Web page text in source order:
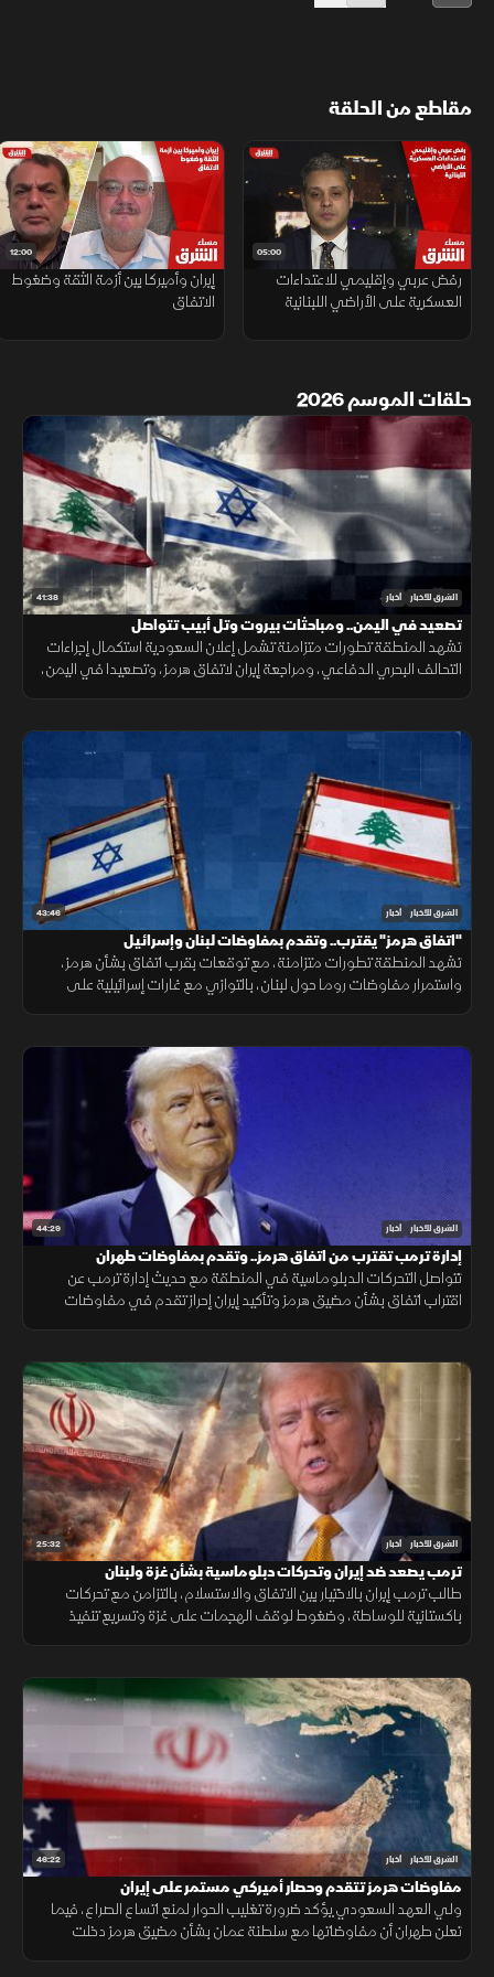
مقاطع من الحلقة
05:00
رفض عربي وإقليمي للاعتداءات
العسكرية على الأراضي اللبنانية
12:00
إيران وأميركا بين أزمة الثقة وضغوط
الاتفاق
حلقات الموسم 2026
41:38 الشرق للأخبار أخبار
تصعيد في اليمن.. ومباحثات بيروت وتل أبيب تتواصل
تشهد المنطقة تطورات متزامنة تشمل إعلان السعودية استكمال إجراءات
التحالف البحري الدفاعي، ومراجعة إيران لاتفاق هرمز، وتصعيدا في اليمن،
43:46 الشرق للأخبار أخبار
"اتفاق هرمز" يقترب.. وتقدم بمفاوضات لبنان وإسرائيل
تشهد المنطقة تطورات متزامنة، مع توقعات بقرب اتفاق بشأن هرمز،
واستمرار مفاوضات روما حول لبنان، بالتوازي مع غارات إسرائيلية على
44:29 الشرق للأخبار أخبار
إدارة ترمب تقترب من اتفاق هرمز.. وتقدم بمفاوضات طهران
تتواصل التحركات الدبلوماسية في المنطقة مع حديث إدارة ترمب عن
اقتراب اتفاق بشأن مضيق هرمز وتأكيد إيران إحراز تقدم في مفاوضات
25:32 الشرق للأخبار أخبار
ترمب يصعد ضد إيران وتحركات دبلوماسية بشأن غزة ولبنان
طالب ترمب إيران بالاختيار بين الاتفاق والاستسلام، بالتزامن مع تحركات
باكستانية للوساطة، وضغوط لوقف الهجمات على غزة وتسريع تنفيذ
46:22 الشرق للأخبار أخبار
مفاوضات هرمز تتقدم وحصار أميركي مستمر على إيران
ولي العهد السعودي يؤكد ضرورة تغليب الحوار لمنع اتساع الصراع، فيما
تعلن طهران أن مفاوضاتها مع سلطنة عمان بشأن مضيق هرمز دخلت